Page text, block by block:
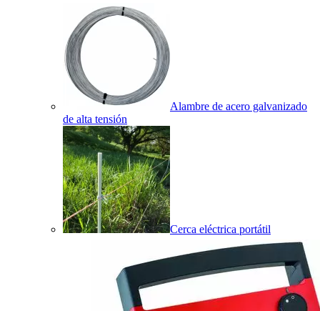
Alambre de acero galvanizado
de alta tensión
Cerca eléctrica portátil